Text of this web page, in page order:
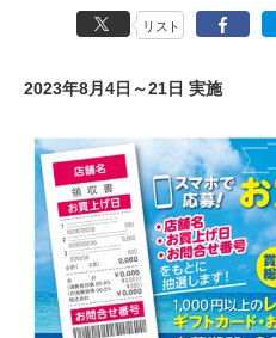
リスト
2023年8月4日～21日 実施